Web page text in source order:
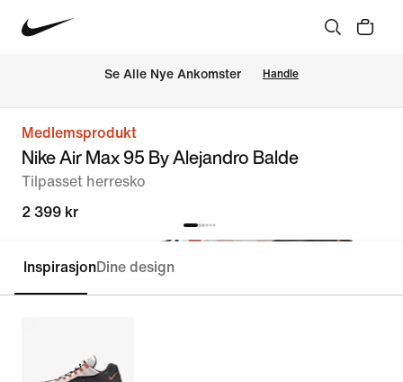
Se Alle Nye Ankomster Handle
Medlemsprodukt
Nike Air Max 95 By Alejandro Balde
Tilpasset herresko
2 399 kr
Tilpass
InspirasjonDine design